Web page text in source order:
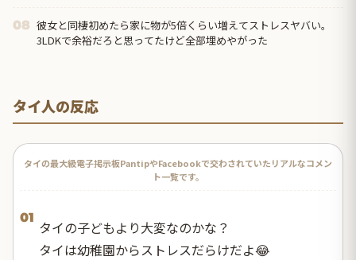
08 彼女と同棲初めたら家に物が5倍くらい増えてストレスヤバい。
3LDKで余裕だろと思ってたけど全部埋めやがった
タイ人の反応
タイの最大級電子掲示板PantipやFacebookで交わされていたリアルなコメン
ト一覧です。
01
タイの子どもより大変なのかな？
タイは幼稚園からストレスだらけだよ😂